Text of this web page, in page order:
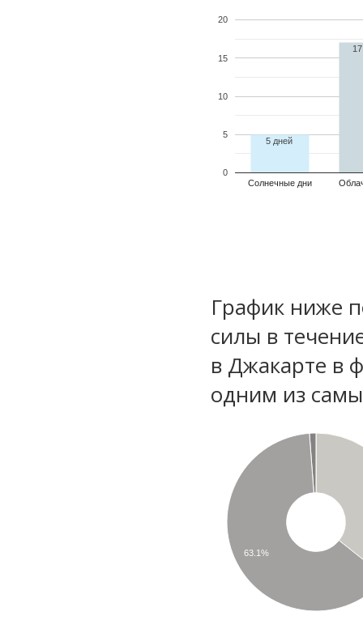
Солнечные дни
0
5
10
15
20
5 дней
График ниже
силы в
в Джакарте в
одним из
63.1%